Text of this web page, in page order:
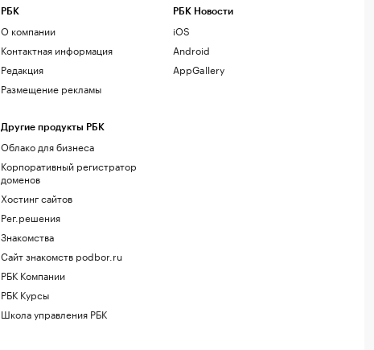
РБК
О компании
Контактная информация
Редакция
Размещение рекламы
Другие продукты РБК
Облако для бизнеса
Корпоративный регистратор
доменов
Хостинг сайтов
Рег.решения
Знакомства
Сайт знакомств podbor.ru
РБК Компании
РБК Курсы
Школа управления РБК
РБК Новости
iOS
Android
AppGallery